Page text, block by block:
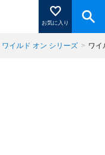
お気に入り
を押すと登録した
ワイルド オン シリーズ > ワイ